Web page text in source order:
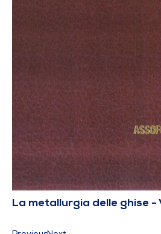
La metallurgia delle ghise -